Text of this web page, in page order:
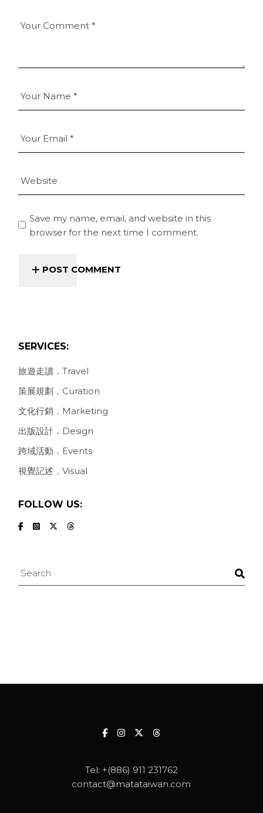
Save my name, email, and website in this
browser for the next time I comment.
POST COMMENT
SERVICES:
旅遊走讀．Travel
策展規劃．Curation
文化行銷．Marketing
出版設計．Design
跨域活動．Events
視覺記述．Visual
FOLLOW US:
Search
Tel: +(886) 911 231762
contact@matataiwan.com